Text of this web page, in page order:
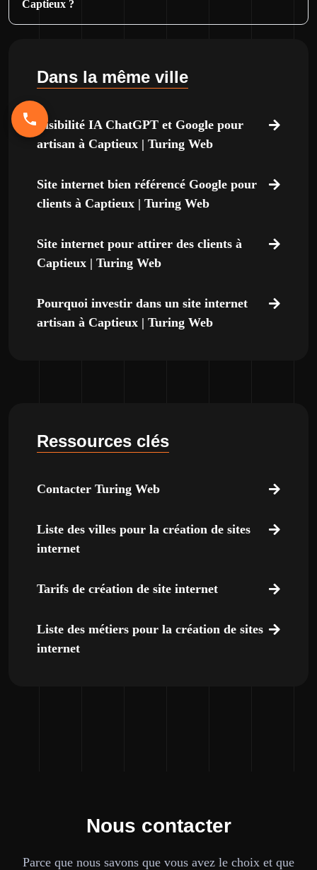
Captieux ?
Dans la même ville
Visibilité IA ChatGPT et Google pour
artisan à Captieux | Turing Web
Site internet bien référencé Google pour
clients à Captieux | Turing Web
Site internet pour attirer des clients à
Captieux | Turing Web
Pourquoi investir dans un site internet
artisan à Captieux | Turing Web
Ressources clés
Contacter Turing Web
Liste des villes pour la création de sites
internet
Tarifs de création de site internet
Liste des métiers pour la création de sites
internet
Nous contacter
Parce que nous savons que vous avez le choix et que